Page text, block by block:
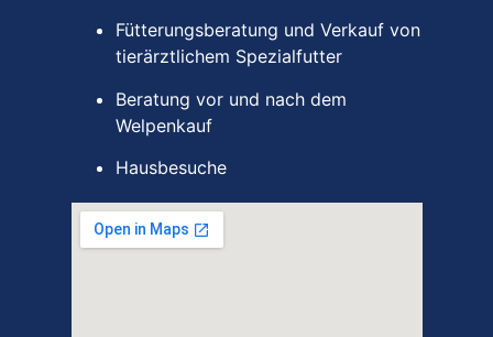
Fütterungsberatung und Verkauf von
tierärztlichem Spezialfutter
Beratung vor und nach dem
Welpenkauf
Hausbesuche